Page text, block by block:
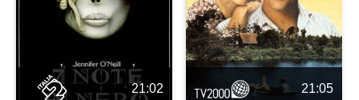
21:02 21:05